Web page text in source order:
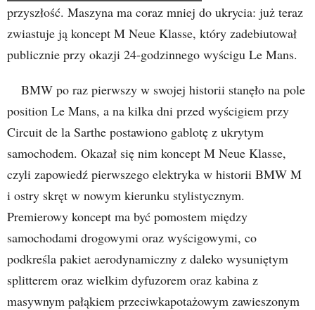
przyszłość. Maszyna ma coraz mniej do ukrycia: już teraz
zwiastuje ją koncept M Neue Klasse, który zadebiutował
publicznie przy okazji 24-godzinnego wyścigu Le Mans.
BMW po raz pierwszy w swojej historii stanęło na pole
position Le Mans, a na kilka dni przed wyścigiem przy
Circuit de la Sarthe postawiono gablotę z ukrytym
samochodem. Okazał się nim koncept M Neue Klasse,
czyli zapowiedź pierwszego elektryka w historii BMW M
i ostry skręt w nowym kierunku stylistycznym.
Premierowy koncept ma być pomostem między
samochodami drogowymi oraz wyścigowymi, co
podkreśla pakiet aerodynamiczny z daleko wysuniętym
splitterem oraz wielkim dyfuzorem oraz kabina z
masywnym pałąkiem przeciwkapotażowym zawieszonym